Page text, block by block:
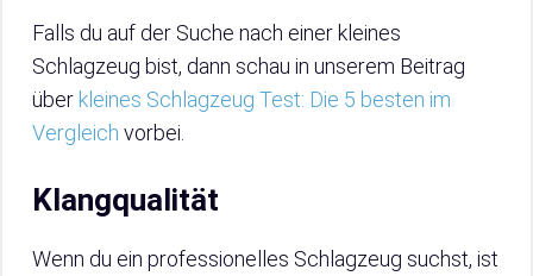
Falls du auf der Suche nach einer kleines
Schlagzeug bist, dann schau in unserem Beitrag
über kleines Schlagzeug Test: Die 5 besten im
Vergleich vorbei.
Klangqualität
Wenn du ein professionelles Schlagzeug suchst, ist